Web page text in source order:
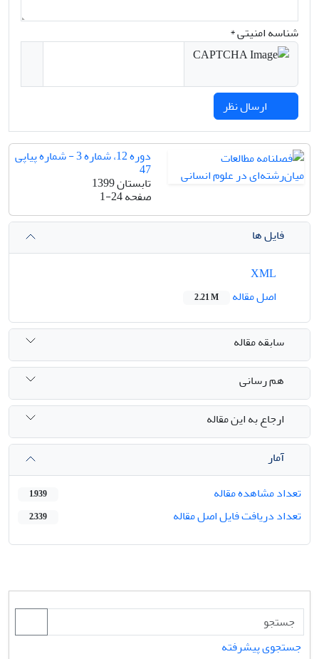
شناسه امنیتی *
دوره 12، شماره 3 - شماره پیاپی
47
تابستان 1399
صفحه1-24
فایل ها
اصل مقاله
2.21 M
سابقه مقاله
هم رسانی
ارجاع به این مقاله
آمار
تعداد مشاهده مقاله
1,939
تعداد دریافت فایل اصل مقاله 2,339
جستجوی پیشرفته